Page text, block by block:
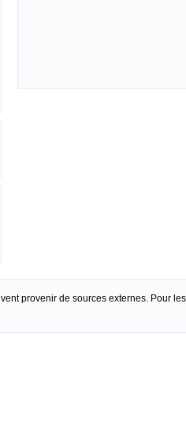
provenir de sources externes. Pour